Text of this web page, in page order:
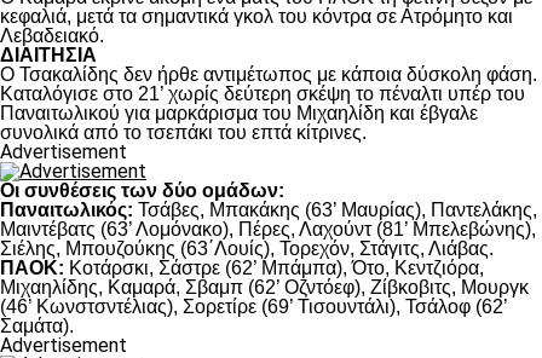
κεφαλιά, μετά τα σημαντικά γκολ του κόντρα σε Ατρόμητο και
Λεβαδειακό.
ΔΙΑΙΤΗΣΙΑ
Ο Τσακαλίδης δεν ήρθε αντιμέτωπος με κάποια δύσκολη φάση.
Καταλόγισε στο 21’ χωρίς δεύτερη σκέψη το πέναλτι υπέρ του
Παναιτωλικού για μαρκάρισμα του Μιχαηλίδη και έβγαλε
συνολικά από το τσεπάκι του επτά κίτρινες.
Advertisement
Οι συνθέσεις των δύο ομάδων:
Παναιτωλικός: Τσάβες, Μπακάκης (63’ Μαυρίας), Παντελάκης,
Μαιντέβατς (63’ Λομόνακο), Πέρες, Λαχούντ (81’ Μπελεβώνης),
Σιέλης, Μπουζούκης (63΄Λουίς), Τορεχόν, Στάγιτς, Λιάβας.
ΠΑΟΚ: Κοτάρσκι, Σάστρε (62’ Μπάμπα), Ότο, Κεντζιόρα,
Μιχαηλίδης, Καμαρά, Σβαμπ (62’ Οζντόεφ), Ζίβκοβιτς, Μουργκ
(46’ Κωνστσντέλιας), Σορετίρε (69’ Τισουντάλι), Τσάλοφ (62’
Σαμάτα).
Advertisement